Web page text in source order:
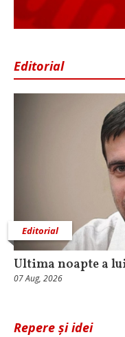
Editorial
Editorial
Ultima noapte a
07 Aug, 2026
Repere și idei